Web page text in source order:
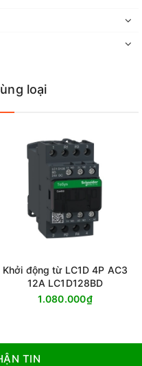
loại
Khởi động từ LC1D 4P AC3
12A LC1D128BD
1.080.000₫
TIN